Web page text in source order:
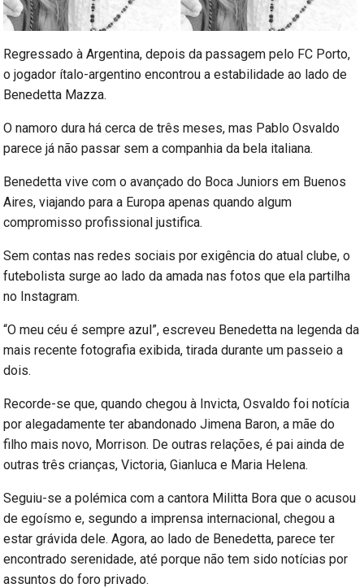
Regressado à Argentina, depois da passagem pelo FC Porto,
o jogador ítalo-argentino encontrou a estabilidade ao lado de
Benedetta Mazza.
O namoro dura há cerca de três meses, mas Pablo Osvaldo
parece já não passar sem a companhia da bela italiana.
Benedetta vive com o avançado do Boca Juniors em Buenos
Aires, viajando para a Europa apenas quando algum
compromisso profissional justifica.
Sem contas nas redes sociais por exigência do atual clube, o
futebolista surge ao lado da amada nas fotos que ela partilha
no Instagram.
“O meu céu é sempre azul”, escreveu Benedetta na legenda da
mais recente fotografia exibida, tirada durante um passeio a
dois.
Recorde-se que, quando chegou à Invicta, Osvaldo foi notícia
por alegadamente ter abandonado Jimena Baron, a mãe do
filho mais novo, Morrison. De outras relações, é pai ainda de
outras três crianças, Victoria, Gianluca e Maria Helena.
Seguiu-se a polémica com a cantora Militta Bora que o acusou
de egoísmo e, segundo a imprensa internacional, chegou a
estar grávida dele. Agora, ao lado de Benedetta, parece ter
encontrado serenidade, até porque não tem sido notícias por
assuntos do foro privado.